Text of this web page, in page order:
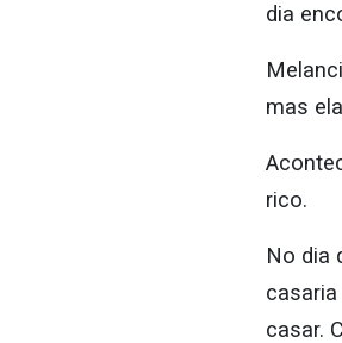
dia
mas
rico.
No dia
casar.